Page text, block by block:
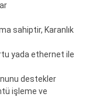
sahiptir, Karanlık
yada ethernet ile
destekler
işleme ve